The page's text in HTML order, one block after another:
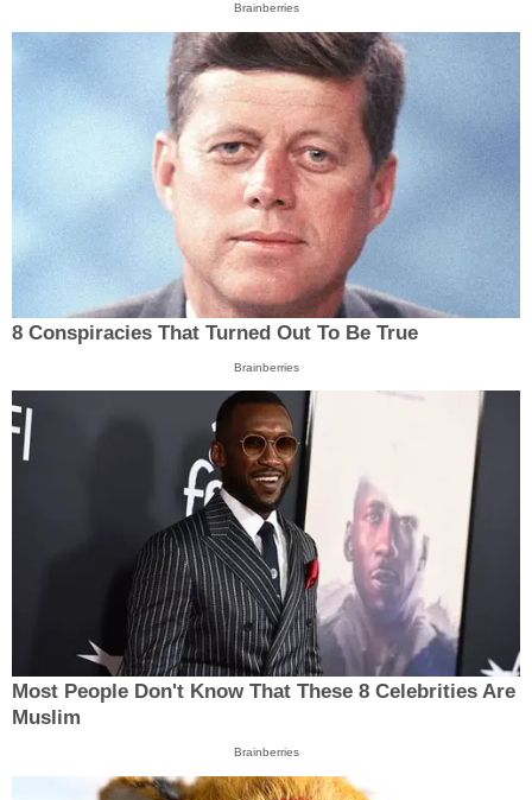
Brainberries
8 Conspiracies That Turned Out To Be True
Brainberries
Most People Don't Know That These 8 Celebrities Are
Muslim
Brainberries